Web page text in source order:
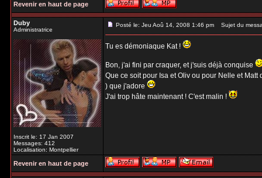
Revenir en haut de page
Duby
Administratrice
Inscrit le: 17 Jan 2007
Messages: 412
Localisation: Montpellier
Posté le: Jeu Aoû 14, 2008 1:46 pm Sujet du
Tu es démoniaque Kat !
Bon, j'ai fini par craquer, et j'suis déjà conquise
Que ce soit pour Isa et Oliv ou pour Nelle et
) que j'adore
J'ai trop hâte maintenant ! C'est malin !
Revenir en haut de page